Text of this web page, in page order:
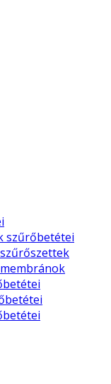
szűrőbetétei